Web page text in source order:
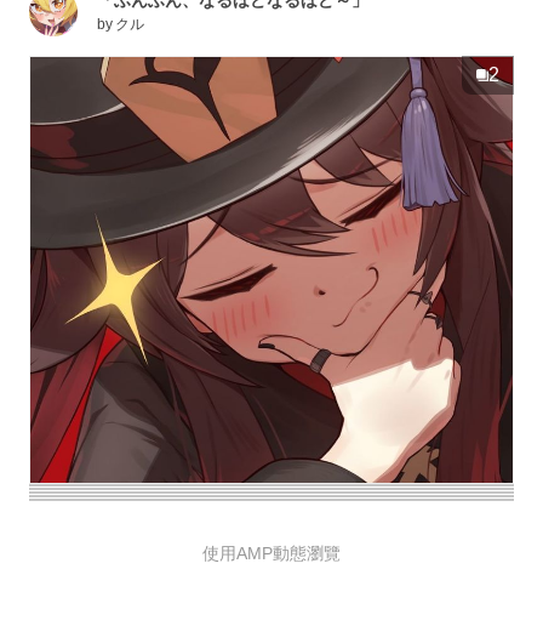
by クル
2
使用AMP動態瀏覽